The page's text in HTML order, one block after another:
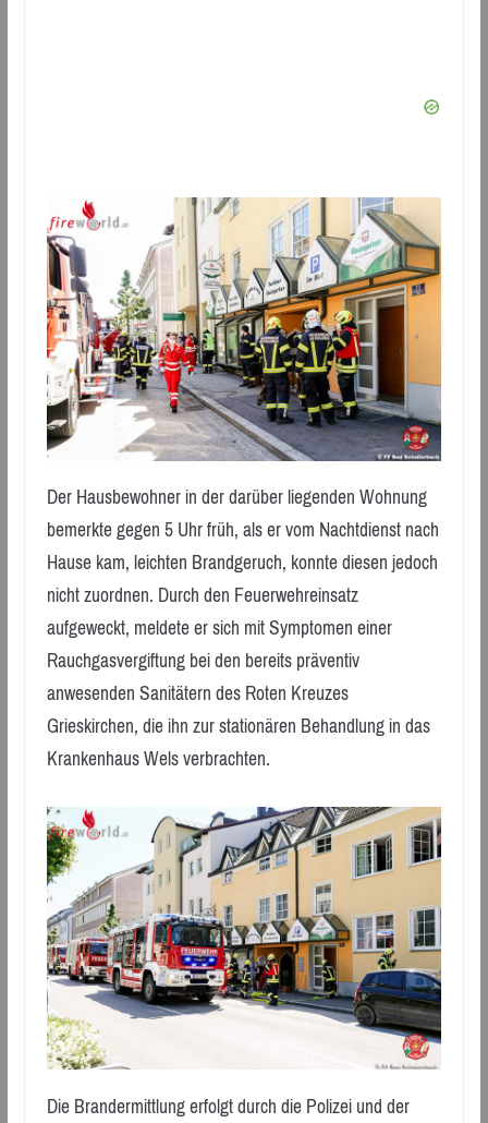
Der Hausbewohner in der darüber liegenden Wohnung
bemerkte gegen 5 Uhr früh, als er vom Nachtdienst nach
Hause kam, leichten Brandgeruch, konnte diesen jedoch
nicht zuordnen. Durch den Feuerwehreinsatz
aufgeweckt, meldete er sich mit Symptomen einer
Rauchgasvergiftung bei den bereits präventiv
anwesenden Sanitätern des Roten Kreuzes
Grieskirchen, die ihn zur stationären Behandlung in das
Krankenhaus Wels verbrachten.
Die Brandermittlung erfolgt durch die Polizei und der